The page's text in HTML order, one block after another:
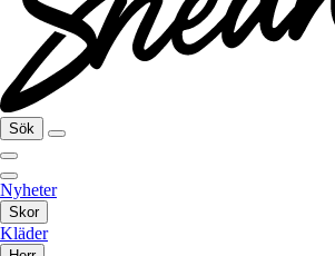
Sök
Nyheter
Skor
Kläder